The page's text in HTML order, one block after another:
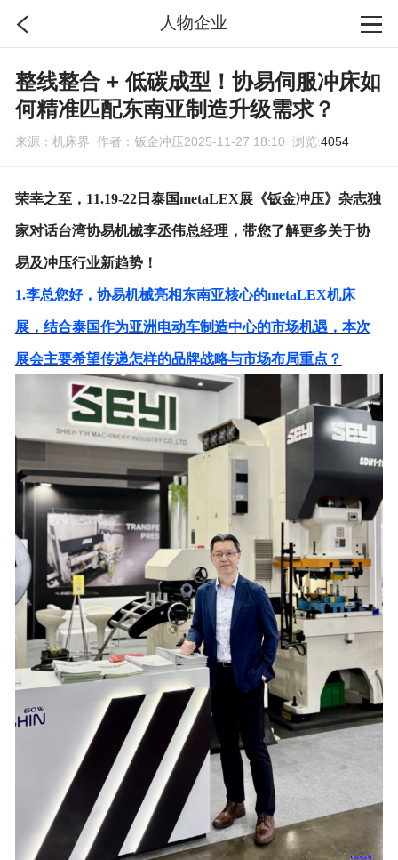
人物企业
首页
登录
整线整合 + 低碳成型！协易伺服冲床如
何精准匹配东南亚制造升级需求？
来源：机床界 作者：钣金冲压2025-11-27 18:10 浏览:4054
荣幸之至， 11.19-22日泰国metaLEX展《钣金冲压》杂志独
家对话台湾协易机械李丞伟总经理，带您了解更多关于协
易及冲压行业新趋势！
1.李总您好，协易机械亮相东南亚核心的metaLEX机床
展，结合泰国作为亚洲电动车制造中心的市场机遇，本次
展会主要希望传递怎样的品牌战略与市场布局重点？